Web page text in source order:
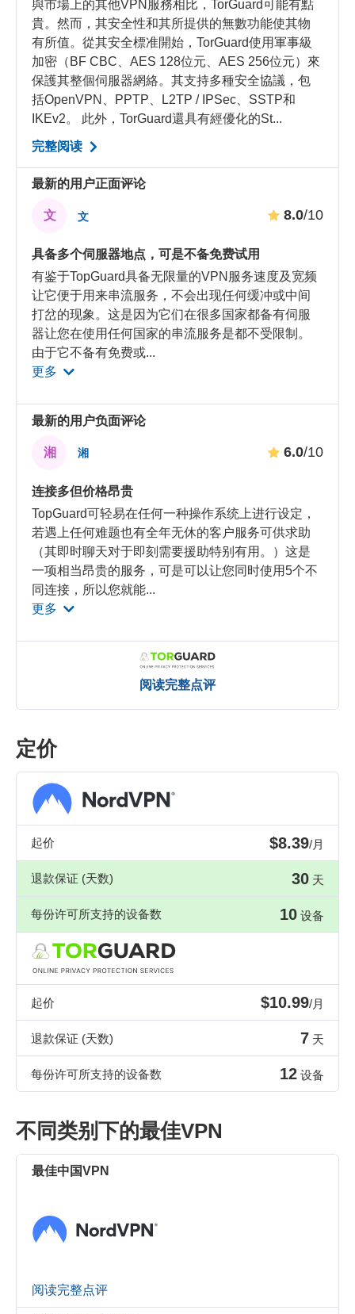
與市場上的其他VPN服務相比，TorGuard可能有點
貴。然而，其安全性和其所提供的無數功能使其物
有所值。從其安全標准開始，TorGuard使用軍事級
加密（BF CBC、AES 128位元、AES 256位元）來
保護其整個伺服器網絡。其支持多種安全協議，包
括OpenVPN、PPTP、L2TP / IPSec、SSTP和
IKEv2。 此外，TorGuard還具有經優化的St...
完整阅读
最新的用户正面评论
文 文 8.0/10
具备多个伺服器地点，可是不备免费试用
有鉴于TopGuard具备无限量的VPN服务速度及宽频
让它便于用来串流服务，不会出现任何缓冲或中间
打岔的现象。这是因为它们在很多国家都备有伺服
器让您在使用任何国家的串流服务是都不受限制。
由于它不备有免费或...
更多
最新的用户负面评论
湘 湘 6.0/10
连接多但价格昂贵
TopGuard可轻易在任何一种操作系统上进行设定，
若遇上任何难题也有全年无休的客户服务可供求助
（其即时聊天对于即刻需要援助特别有用。）这是
一项相当昂贵的服务，可是可以让您同时使用5个不
同连接，所以您就能...
更多
阅读完整点评
定价
起价 $8.39/月
退款保证 (天数) 30 天
每份许可所支持的设备数 10 设备
起价 $10.99/月
退款保证 (天数) 7 天
每份许可所支持的设备数 12 设备
不同类别下的最佳VPN
最佳中国VPN
阅读完整点评